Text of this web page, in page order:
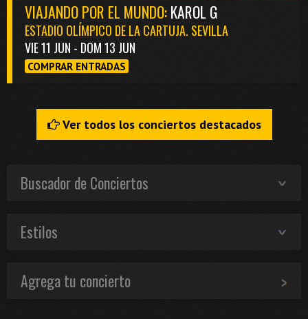
VIAJANDO POR EL MUNDO:KAROL G
ESTADIO OLÍMPICO DE LA CARTUJA. SEVILLA
VIE 11 JUN - DOM 13 JUN
COMPRAR ENTRADAS
Ver todos los conciertos destacados
Buscador de Conciertos
Estilos
Agrega tu concierto